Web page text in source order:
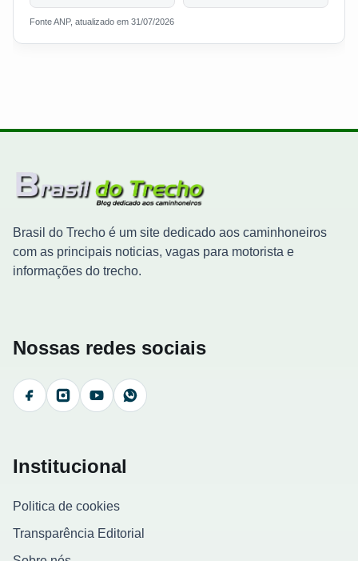
Fonte ANP, atualizado em 31/07/2026
Brasil do Trecho é um site dedicado aos caminhoneiros
com as principais noticias, vagas para motorista e
informações do trecho.
Nossas redes sociais
FacebookInstagramYouTubeWhatsApp
Institucional
Politica de cookies
Transparência Editorial